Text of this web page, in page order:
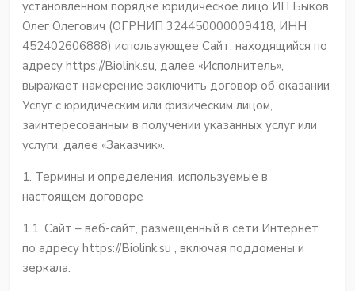
установленном порядке юридическое лицо ИП Быков
Олег Олегович (ОГРНИП 324450000009418, ИНН
452402606888) использующее Сайт, находящийся по
адресу https://Biolink.su, далее «Исполнитель»,
выражает намерение заключить договор об оказании
Услуг с юридическим или физическим лицом,
заинтересованным в получении указанных услуг или
услуги, далее «Заказчик».
1. Термины и определения, используемые в
настоящем договоре
1.1. Сайт – веб-сайт, размещенный в сети Интернет
по адресу https://Biolink.su , включая поддомены и
зеркала.